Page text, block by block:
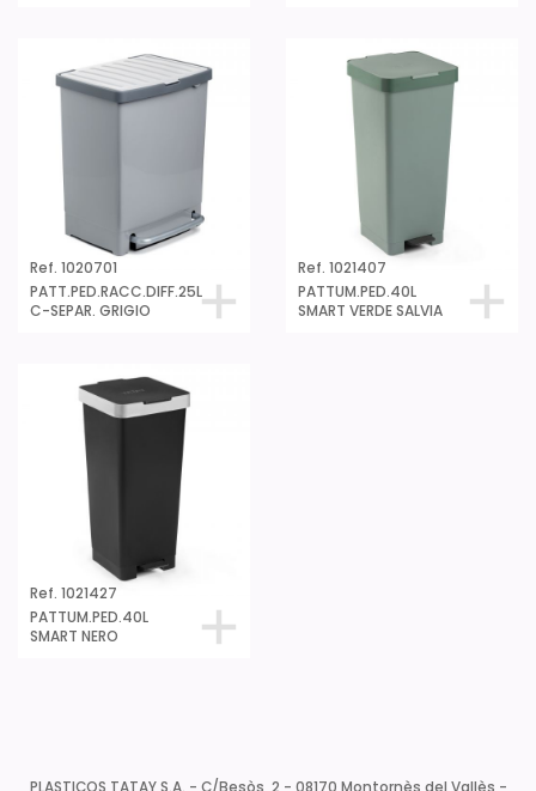
Ref. 1020701
PATT.PED.RACC.DIFF.25L
C-SEPAR. GRIGIO
Ref. 1021407
PATTUM.PED.40L
SMART VERDE SALVIA
Ref. 1021427
PATTUM.PED.40L
SMART NERO